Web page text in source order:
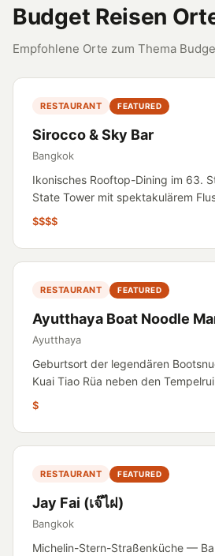
Budget Reisen
Empfohlene Orte zum Thema
RESTAURANT FEATURED
Sirocco & Sky Bar
Bangkok
Ikonisches Rooftop-Dining im 63.
State Tower mit spektakulärem
$$$$
RESTAURANT FEATURED
Ayutthaya Boat Noodle
Ayutthaya
Geburtsort der legendären
Kuai Tiao Rüa neben den
$
RESTAURANT FEATURED
Jay Fai (เจ๊ไฝ)
Bangkok
Michelin-Stern-Straßenküche —